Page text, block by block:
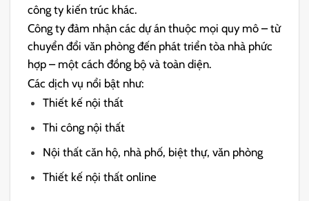
công ty kiến ​​trúc khác.
Công ty đảm nhận các dự án thuộc mọi quy mô – từ
chuyển đổi văn phòng đến phát triển tòa nhà phức
hợp – một cách đồng bộ và toàn diện.
Các dịch vụ nổi bật như:
Thiết kế nội thất
Thi công nội thất
Nội thất căn hộ, nhà phố, biệt thự, văn phòng
Thiết kế nội thất online